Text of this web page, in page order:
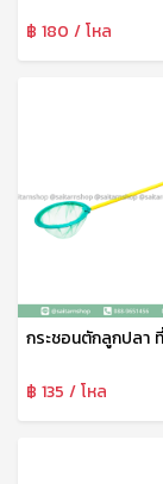
฿ 180 / โหล
฿ 135 / โหล